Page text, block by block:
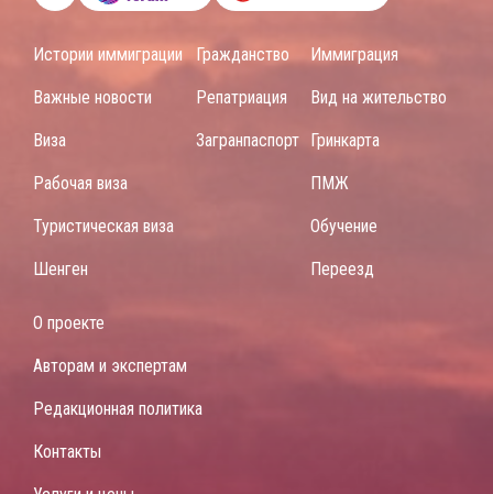
Истории иммиграции
Важные новости
Виза
Рабочая виза
Туристическая виза
Шенген
Гражданство
Репатриация
Загранпаспорт
Иммиграция
Вид на жительство
Гринкарта
ПМЖ
Обучение
Переезд
О проекте
Авторам и экспертам
Редакционная политика
Контакты